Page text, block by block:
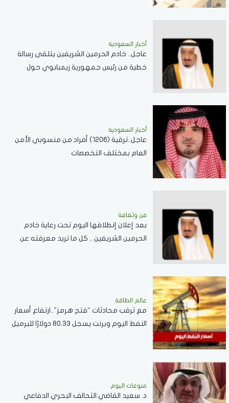
أخبار السعودية
عاجل.. خادم الحرمين الشريفين يتلقى رسالة
خطية من رئيس جمهورية زيمبابوي حول
أخبار السعودية
عاجل..ترقية (1206) أفراد من منسوبي الأمن
العام بمختلف التخصصات
فن وثقافة
بعد إعلان إنطلاقها اليوم تحت رعاية خادم
الحرمين الشريفين .. كل ما تريد معرفته عن
عالم الطاقة
مع ترقب محادثات "فتح هرمز"..ارتفاع أسعار
النفط اليوم وبرنت يسجل 80.33 دولارًا للبرميل
منوعات اليوم
د. سعيد القاضي:التحالف البحري الدفاعي